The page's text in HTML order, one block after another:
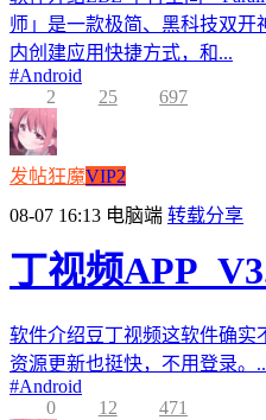
师」是一款极简、黑科技双开
内创建应用快捷方式，和...
#Android
2
25 697
发帖狂魔VIP2
08-07 16:13 电脑端 转载分享
丁视频
软件介绍豆丁视频这软件确实
资源更新也挺快，不用登录。
#Android
0
12 471